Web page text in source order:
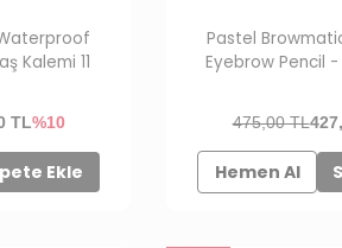
Kalemi 11
TL%10
Ekle
Pastel
Eyebrow Pencil -
475,00 TL
Hemen Al